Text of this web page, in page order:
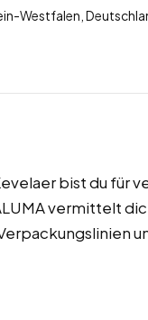
Westfalen,
bist du für
vermittelt